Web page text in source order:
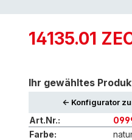
14135.01
Ihr gewähltes
<- Konfigurator
Art.Nr.:
Farbe: